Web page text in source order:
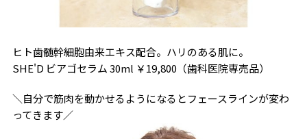
ヒト歯髄幹細胞由来エキス配合。ハリのある肌に。
SHE'D ビアゴセラム 30ml ￥19,800（歯科医院専売品）
＼自分で筋肉を動かせるようになるとフェースラインが変わ
ってきます／